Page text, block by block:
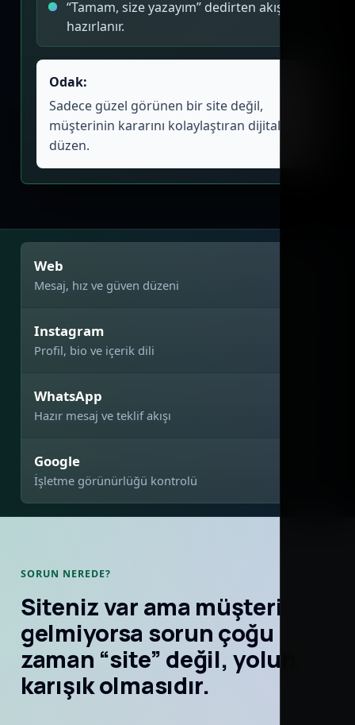
“Tamam, size yazayım” dedirten akış
hazırlanır.
Odak:
Sadece güzel görünen bir site değil,
müşterinin kararını kolaylaştıran dijital
düzen.
Web
Mesaj, hız ve güven düzeni
Instagram
Profil, bio ve içerik dili
WhatsApp
Hazır mesaj ve teklif akışı
Google
İşletme görünürlüğü kontrolü
SORUN NEREDE?
Siteniz var ama müşteri
gelmiyorsa sorun çoğu
zaman “site” değil, yolun
karışık olmasıdır.